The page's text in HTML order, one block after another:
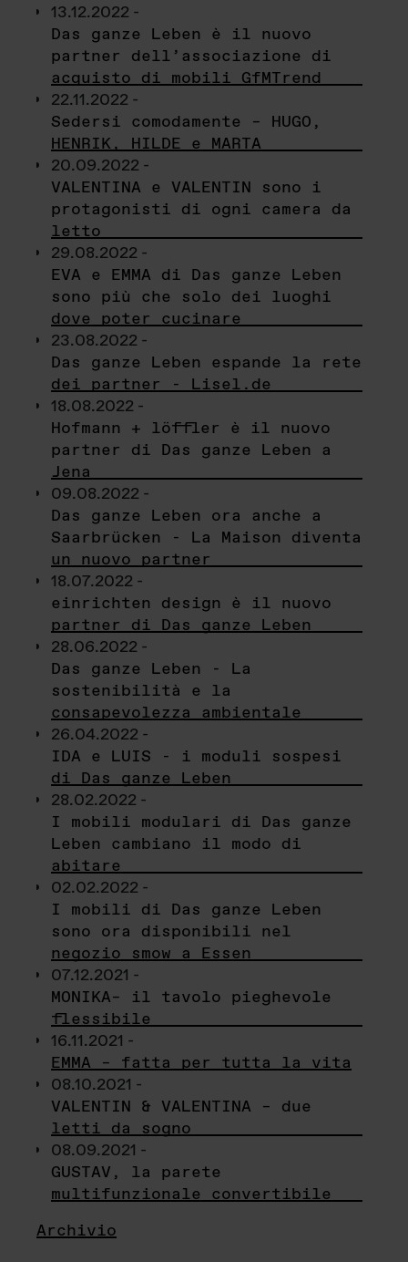
13.12.2022 -
Das ganze Leben è il nuovo
partner dell’associazione di
acquisto di mobili GfMTrend
22.11.2022 -
Sedersi comodamente – HUGO,
HENRIK, HILDE e MARTA
20.09.2022 -
VALENTINA e VALENTIN sono i
protagonisti di ogni camera da
letto
29.08.2022 -
EVA e EMMA di Das ganze Leben
sono più che solo dei luoghi
dove poter cucinare
23.08.2022 -
Das ganze Leben espande la rete
dei partner - Lisel.de
18.08.2022 -
Hofmann + löffler è il nuovo
partner di Das ganze Leben a
Jena
09.08.2022 -
Das ganze Leben ora anche a
Saarbrücken - La Maison diventa
un nuovo partner
18.07.2022 -
einrichten design è il nuovo
partner di Das ganze Leben
28.06.2022 -
Das ganze Leben - La
sostenibilità e la
consapevolezza ambientale
26.04.2022 -
IDA e LUIS - i moduli sospesi
di Das ganze Leben
28.02.2022 -
I mobili modulari di Das ganze
Leben cambiano il modo di
abitare
02.02.2022 -
I mobili di Das ganze Leben
sono ora disponibili nel
negozio smow a Essen
07.12.2021 -
MONIKA– il tavolo pieghevole
flessibile
16.11.2021 -
EMMA – fatta per tutta la vita
08.10.2021 -
VALENTIN & VALENTINA – due
letti da sogno
08.09.2021 -
GUSTAV, la parete
multifunzionale convertibile
Archivio